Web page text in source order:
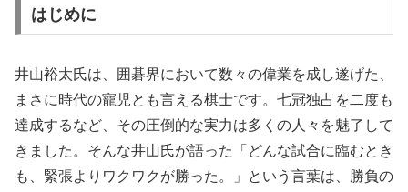
はじめに
井山裕太氏は、囲碁界において数々の偉業を成し遂げた、
まさに時代の寵児とも言える棋士です。七冠独占を二度も
達成するなど、その圧倒的な実力は多くの人々を魅了して
きました。そんな井山氏が語った「どんな試合に臨むとき
も、緊張よりワクワクが勝った。」という言葉は、勝負の